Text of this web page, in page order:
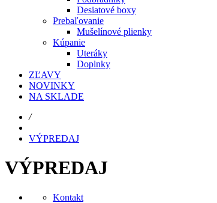
Desiatové boxy
Prebaľovanie
Mušelínové plienky
Kúpanie
Uteráky
Doplnky
ZĽAVY
NOVINKY
NA SKLADE
/
VÝPREDAJ
VÝPREDAJ
Kontakt